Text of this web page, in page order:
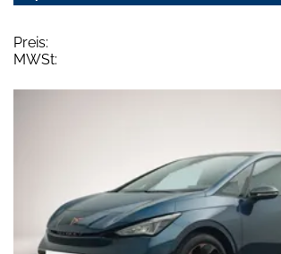
Preis:
MWSt: